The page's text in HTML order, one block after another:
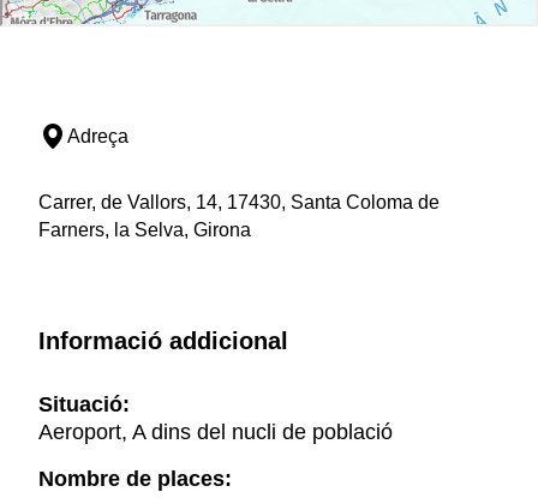
Adreça
Carrer, de Vallors, 14, 17430, Santa Coloma de
Farners, la Selva, Girona
Informació addicional
Situació:
Aeroport, A dins del nucli de població
Nombre de places: